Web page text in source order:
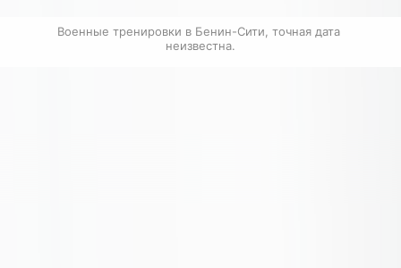
Военные тренировки в Бенин-Сити, точная дата
неизвестна.